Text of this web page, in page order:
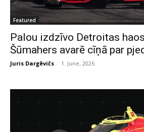
Featured
Palou izdzīvo Detroitas
Šūmahers avarē cīņā par
Juris Dargēvičs - 1. June, 2026